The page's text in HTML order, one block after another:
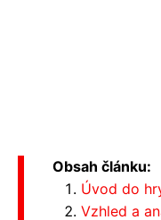
Obsah článku:
Úvod do
Vzhled a